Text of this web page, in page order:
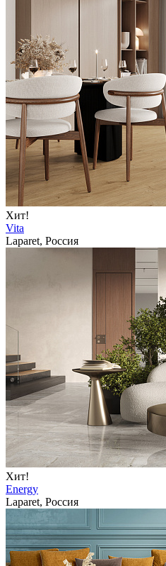
Хит!
Vita
Laparet, Россия
Хит!
Energy
Laparet, Россия